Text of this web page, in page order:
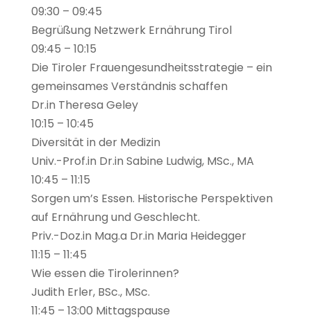
09:30 – 09:45
Begrüßung Netzwerk Ernährung Tirol
09:45 – 10:15
Die Tiroler Frauengesundheitsstrategie – ein
gemeinsames Verständnis schaffen
Dr.in Theresa Geley
10:15 – 10:45
Diversität in der Medizin
Univ.-Prof.in Dr.in Sabine Ludwig, MSc., MA
10:45 – 11:15
Sorgen um’s Essen. Historische Perspektiven
auf Ernährung und Geschlecht.
Priv.-Doz.in Mag.a Dr.in Maria Heidegger
11:15 – 11:45
Wie essen die Tirolerinnen?
Judith Erler, BSc., MSc.
11:45 – 13:00 Mittagspause